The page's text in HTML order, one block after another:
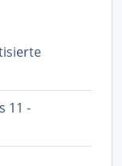
11 -